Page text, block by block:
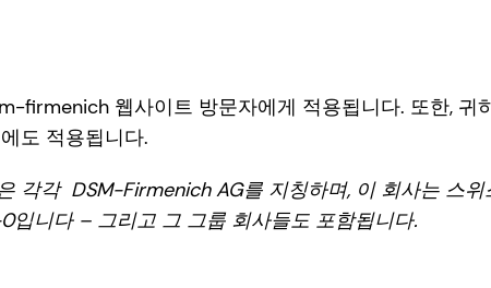
firmenich 웹사이트 방문자에게 적용됩니다. 또한, 귀
도 적용됩니다.
각각 DSM-Firmenich AG를 지칭하며, 이 회사는 스
입니다 – 그리고 그 그룹 회사들도 포함됩니다.